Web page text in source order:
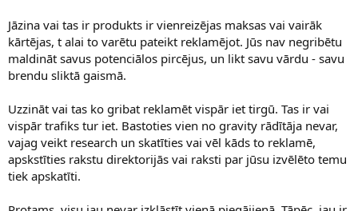
Jāzina vai tas ir produkts ir vienreizējas maksas vai vairāk
kārtējas, t alai to varētu pateikt reklamējot. Jūs nav negribētu
maldināt savus potenciālos pircējus, un likt savu vārdu - savu
brendu sliktā gaismā.
Uzzināt vai tas ko gribat reklamēt vispār iet tirgū. Tas ir vai
vispār trafiks tur iet. Bastoties vien no gravity rādītāja nevar,
vajag veikt research un skatīties vai vēl kāds to reklamē,
apskstīties rakstu direktorijās vai raksti par jūsu izvēlēto temu
tiek apskatīti.